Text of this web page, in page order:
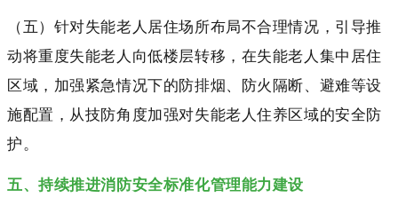
（五）针对失能老人居住场所布局不合理情况，引导推
动将重度失能老人向低楼层转移，在失能老人集中居住
区域，加强紧急情况下的防排烟、防火隔断、避难等设
施配置，从技防角度加强对失能老人住养区域的安全防
护。
五、持续推进消防安全标准化管理能力建设